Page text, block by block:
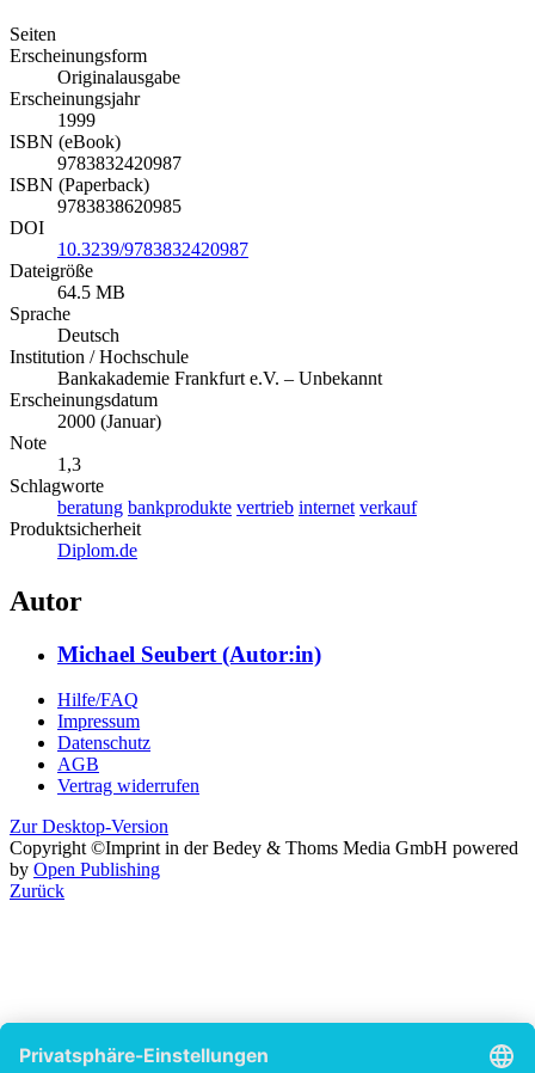
Seiten
Erscheinungsform
Originalausgabe
Erscheinungsjahr
1999
ISBN (eBook)
9783832420987
ISBN (Paperback)
9783838620985
DOI
10.3239/9783832420987
Dateigröße
64.5 MB
Sprache
Deutsch
Institution / Hochschule
Bankakademie Frankfurt e.V. – Unbekannt
Erscheinungsdatum
2000 (Januar)
Note
1,3
Schlagworte
beratung bankprodukte vertrieb internet verkauf
Produktsicherheit
Diplom.de
Autor
Michael Seubert (Autor:in)
Hilfe/FAQ
Impressum
Datenschutz
AGB
Vertrag widerrufen
Zur Desktop-Version
Copyright ©Imprint in der Bedey & Thoms Media GmbH powered
by Open Publishing
Zurück